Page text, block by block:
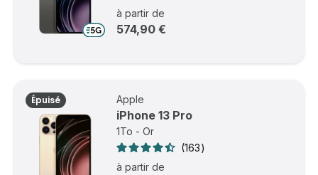
à partir de
574,90 €
Épuisé Apple
iPhone 13 Pro
1To - Or
163
à partir de